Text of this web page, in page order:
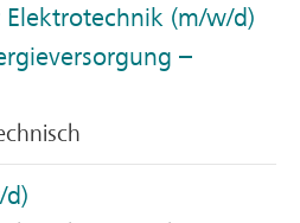
Elektrotechnik (m/w/d)
–